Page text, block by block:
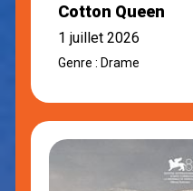
Cotton Queen
1 juillet 2026
Genre : Drame